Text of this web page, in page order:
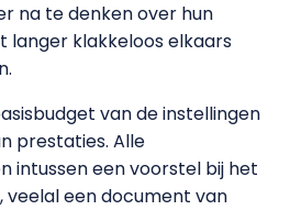
na te denken over hun
langer klakkeloos elkaars
van de instellingen
prestaties. Alle
intussen een voorstel bij het
veelal een document van